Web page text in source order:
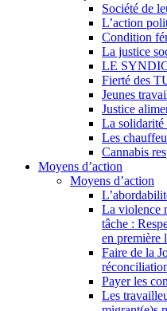
Société de
L’action
Condition
La justice
LE
Fierté des
Jeunes
Justice
La solidarité
Les
Cannabis
Moyens d’action
Moyens d’action
La violence
tâche :
en première
Faire de la
Payer les
Les